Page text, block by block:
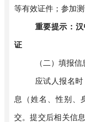
等有效证件；参加
重要提示：
证
（ 二 ） 填报信
应试人报名
息（姓名、性别、
交。提交后相关信